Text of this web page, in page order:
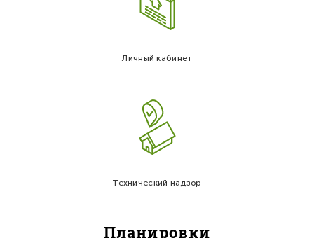
Личный кабинет
Технический надзор
Планировки